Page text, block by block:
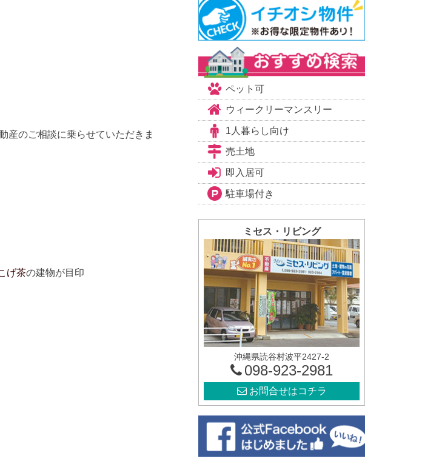
産のご相談に乗らせていただきま
げ茶の建物が目印
ペット可
ウィークリーマンスリー
1人暮らし向け
売土地
即入居可
駐車場付き
ミセス・リビング
沖縄県読谷村波平2427-2
098-923-2981
お問合せはコチラ